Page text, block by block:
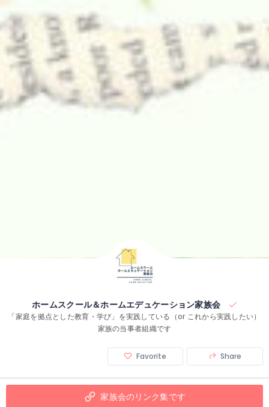
ホームスクール＆ホームエデュケーション家族会
「家庭を拠点とした教育・学び」を実践している（or これから実践したい）
家族の当事者組織です
Favorite Share
家族会のリンク集です